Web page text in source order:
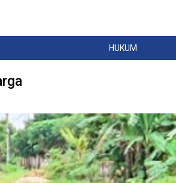
HUKUM